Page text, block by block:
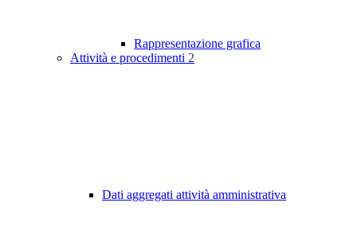
Rappresentazione grafica
Attività e procedimenti 2
Dati aggregati attività amministrativa